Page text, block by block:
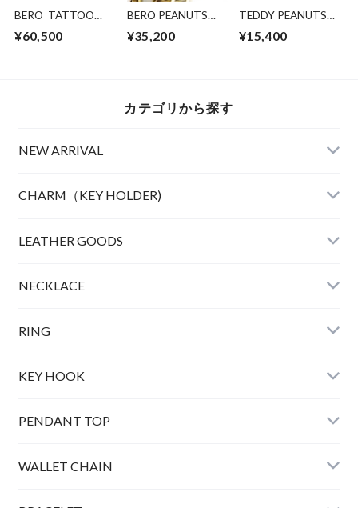
BERO TATTOO
slidetype
¥60,500
BERO PEANUTS
COPPER
¥35,200
TEDDY PEANUTS
¥15,400
カテゴリから探す
NEW ARRIVAL
LEATHER
CLOTHING
CHARM（KEY HOLDER)
LEATHER GOODS
NECKLACE
GOOD LIFE CHARM
BULL DOG
RING
KEY HOOK
PEAUTS CARABINER
HORSE KEY HOOK
PENDANT TOP
WALLET CHAIN